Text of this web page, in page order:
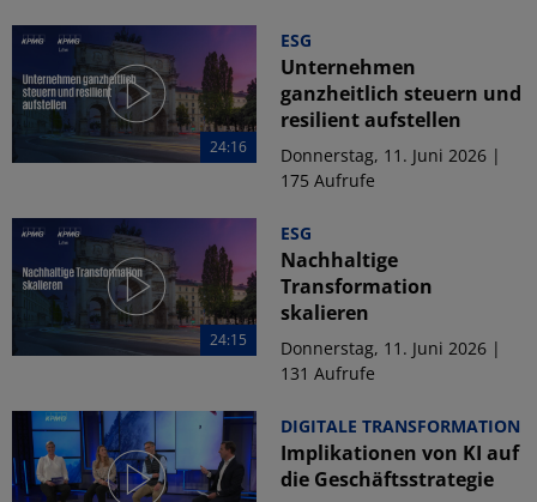
24:16
ESG
Unternehmen
ganzheitlich steuern und
resilient aufstellen
Donnerstag, 11. Juni 2026 |
175 Aufrufe
24:15
ESG
Nachhaltige
Transformation
skalieren
Donnerstag, 11. Juni 2026 |
131 Aufrufe
DIGITALE TRANSFORMATION
Implikationen von KI auf
die Geschäftsstrategie